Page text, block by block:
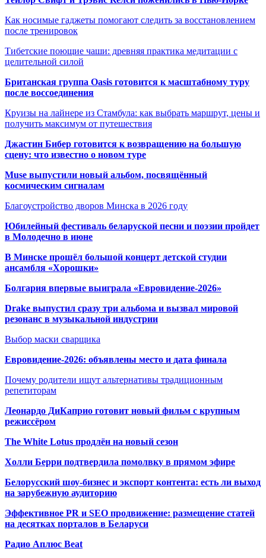
Как носимые гаджеты помогают следить за восстановлением
после тренировок
Тибетские поющие чаши: древняя практика медитации с
целительной силой
Британская группа Oasis готовится к масштабному туру
после воссоединения
Круизы на лайнере из Стамбула: как выбрать маршрут, цены и
получить максимум от путешествия
Джастин Бибер готовится к возвращению на большую
сцену: что известно о новом туре
Muse выпустили новый альбом, посвящённый
космическим сигналам
Благоустройство дворов Минска в 2026 году
Юбилейный фестиваль беларуской песни и поэзии пройдет
в Молодечно в июне
В Минске прошёл большой концерт детской студии
ансамбля «Хорошки»
Болгария впервые выиграла «Евровидение-2026»
Drake выпустил сразу три альбома и вызвал мировой
резонанс в музыкальной индустрии
Выбор маски сварщика
Евровидение-2026: объявлены место и дата финала
Почему родители ищут альтернативы традиционным
репетиторам
Леонардо ДиКаприо готовит новый фильм с крупным
режиссёром
The White Lotus продлён на новый сезон
Холли Берри подтвердила помолвку в прямом эфире
Белорусский шоу-бизнес и экспорт контента: есть ли выход
на зарубежную аудиторию
Эффективное PR и SEO продвижение: размещение статей
на десятках порталов в Беларуси
Радио Аплюс Beat